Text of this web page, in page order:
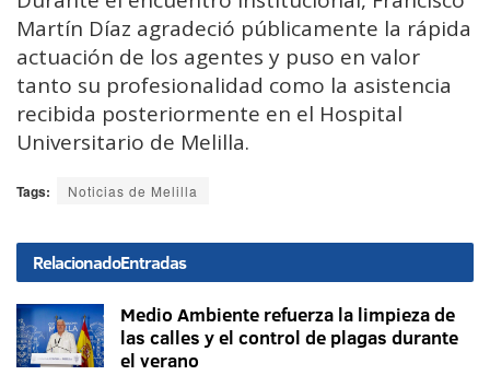
Martín Díaz agradeció públicamente la rápida
actuación de los agentes y puso en valor
tanto su profesionalidad como la asistencia
recibida posteriormente en el Hospital
Universitario de Melilla.
Tags: Noticias de Melilla
RelacionadoEntradas
Medio Ambiente refuerza la limpieza de
las calles y el control de plagas durante
el verano